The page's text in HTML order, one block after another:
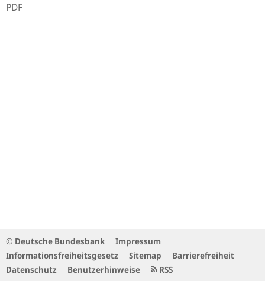
PDF
© Deutsche Bundesbank
Impressum
Informationsfreiheitsgesetz
Sitemap
Barrierefreiheit
Datenschutz
Benutzerhinweise RSS